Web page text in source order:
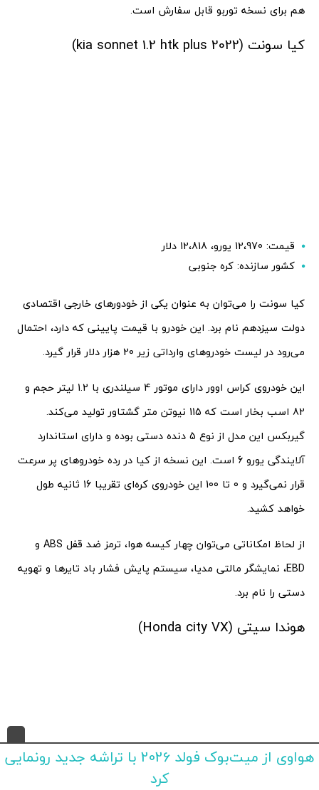
هم برای نسخه توربو قابل سفارش است.
کیا سونت (kia sonnet 1.2 htk plus 2022)
قیمت: 12،970 یورو، 12،818 دلار
کشور سازنده: کره جنوبی
کیا سونت را می‌توان به عنوان یکی از خودورهای خارجی اقتصادی
دولت سیزدهم نام برد. این خودرو با قیمت پایینی که دارد، احتمال
می‌رود در لیست خودروهای وارداتی زیر 20 هزار دلار قرار گیرد.
این خودروی کراس اوور دارای موتور 4 سیلندری با 1.2 لیتر حجم و
82 اسب بخار است که 115 نیوتن متر گشتاور تولید می‌کند.
گیربکس این مدل‌ از نوع 5 دنده دستی بوده و دارای استاندارد
آلایندگی یورو 6 است. این نسخه از کیا در رده خودروهای پر سرعت
قرار نمی‌گیرد و 0 تا 100 این خودروی کره‌ای تقریبا 16 ثانیه طول
خواهد کشید.
از لحاظ امکاناتی می‌توان چهار کیسه هوا، ترمز ضد قفل ABS و
EBD، نمایشگر مالتی مدیا، سیستم پایش فشار باد تایرها و تهویه
دستی را نام برد.
هوندا سیتی (Honda city VX)
هواوی از میت‌بوک فولد 2026 با تراشه جدید رونمایی
کرد